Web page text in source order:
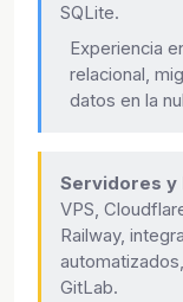
SQLite.
Experiencia
relacional,
datos en la
Servidores y
VPS,
Railway,
GitLab.